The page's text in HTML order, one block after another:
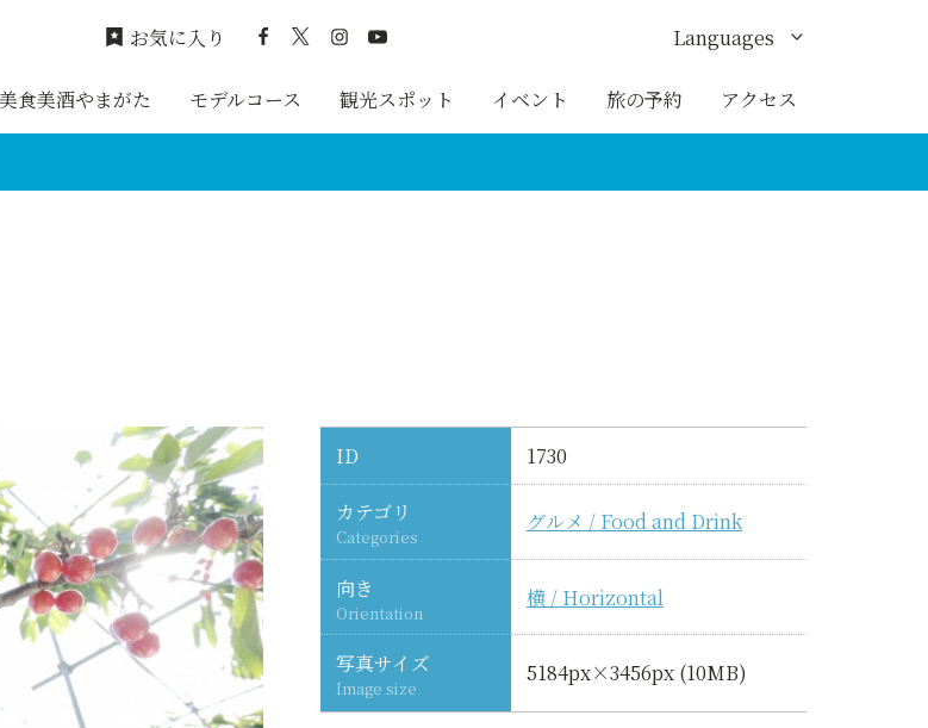
美食美酒やまがた モデルコース 観光スポット イベント 旅の予約 アクセス
お気に入り Languages
English
ID 1730
カテゴリ
Categories
グルメ / Food and Drink
向き
Orientation
横 / Horizontal
写真サイズ
Image size
5184px×3456px (10MB)